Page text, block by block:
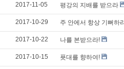
2017-11-05 평강의 지배를 받으라
2017-10-29 주 안에서 항상 기뻐하
2017-10-22 나를 본받으라!
2017-10-15 푯대를 향하여!